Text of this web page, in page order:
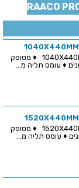
RAACO
לוח תליה מקצועי לכלי עבודה - 1040X440MM ♦ מסופק
לוח תליה מקצועי לכלי עבודה - 1520X440MM ♦ מסופק